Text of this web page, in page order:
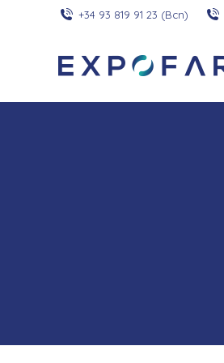
+34 93 819 91 23 (Bcn)